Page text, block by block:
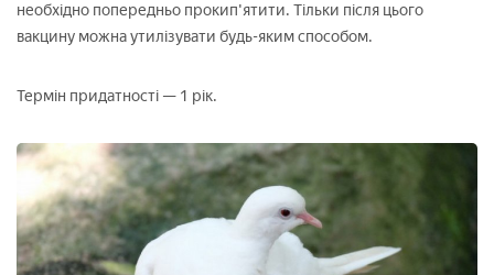
необхідно попередньо прокип'ятити. Тільки після цього
вакцину можна утилізувати будь-яким способом.
Термін придатності — 1 рік.